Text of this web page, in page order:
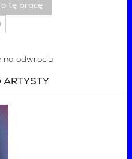
tę pracę
na odwrociu
ARTYSTY